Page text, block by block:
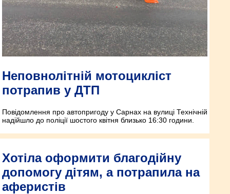
Неповнолітній мотоцикліст
потрапив у ДТП
Повідомлення про автопригоду у Сарнах на вулиці Технічній
надійшло до поліції шостого квітня близько 16:30 години.
Хотіла оформити благодійну
допомогу дітям, а потрапила на
аферистів